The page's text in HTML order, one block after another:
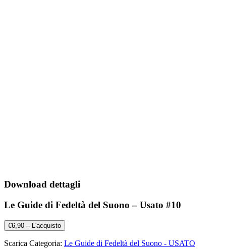
Download dettagli
Le Guide di Fedeltà del Suono – Usato #10
€6,90 – L'acquisto
Scarica Categoria: Le Guide di Fedeltà del Suono - USATO